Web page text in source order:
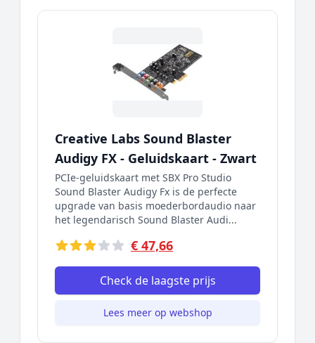
Creative Labs Sound Blaster
Audigy FX - Geluidskaart - Zwart
PCIe-geluidskaart met SBX Pro Studio
Sound Blaster Audigy Fx is de perfecte
upgrade van basis moederbordaudio naar
het legendarisch Sound Blaster Audi...
€ 47,66
Check de laagste prijs
Lees meer op webshop